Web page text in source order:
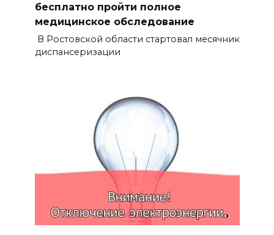
бесплатно пройти полное
медицинское обследование
В Ростовской области стартовал месячник
диспансеризации